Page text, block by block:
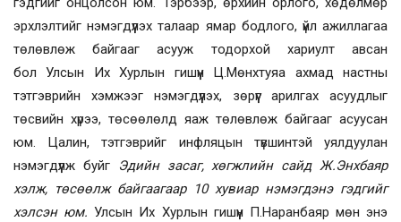
эрхлэлтийг нэмэгдүүлэх талаар ямар бодлого, үйл ажиллагаа
төлөвлөж байгааг асууж тодорхой хариулт авсан
бол Улсын Их Хурлын гишүүн Ц.Мөнхтуяа ахмад настны
тэтгэврийн хэмжээг нэмэгдүүлэх, зөрүүг арилгах асуудлыг
төсвийн хүрээ, төсөөлөлд яаж төлөвлөж байгааг асуусан
юм. Цалин, тэтгэврийг инфляцын түвшинтэй уялдуулан
нэмэгдүүлж буйг
Эдийн засаг, хөгжлийн сайд Ж.Энхбаяр
хэлж, төсөөлж байгаагаар 10 хувиар нэмэгдэнэ гэдгийг
хэлсэн юм.Улсын Их Хурлын гишүүн П.Наранбаяр мөн энэ